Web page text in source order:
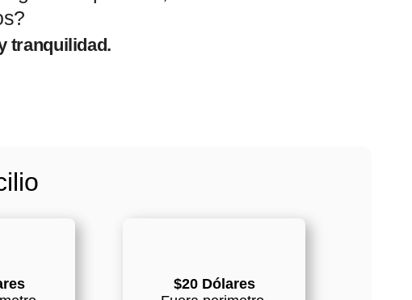
tranquilidad.
$20 Dólares